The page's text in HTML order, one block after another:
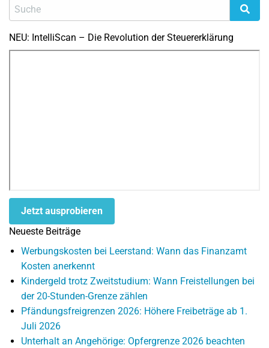
NEU: IntelliScan – Die Revolution der Steuererklärung
Jetzt ausprobieren
Neueste Beiträge
Werbungskosten bei Leerstand: Wann das Finanzamt
Kosten anerkennt
Kindergeld trotz Zweitstudium: Wann Freistellungen bei
der 20-Stunden-Grenze zählen
Pfändungsfreigrenzen 2026: Höhere Freibeträge ab 1.
Juli 2026
Unterhalt an Angehörige: Opfergrenze 2026 beachten